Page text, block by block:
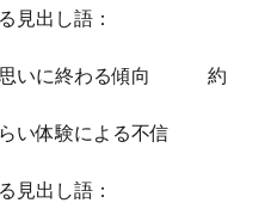
見出し語：
思いに終わる傾向 約
体験による不信
見出し語：